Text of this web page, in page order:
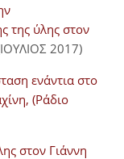
της ύλης στον
2017)
ενάντια στο
(Ράδιο
στον Γιάννη